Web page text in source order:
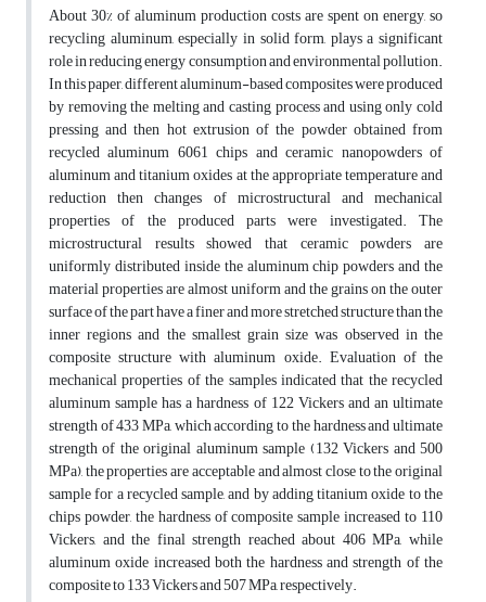
About 30% of aluminum production costs are spent on energy, so
recycling aluminum, especially in solid form, plays a significant
role in reducing energy consumption and environmental pollution.
In this paper, different aluminum-based composites were produced
by removing the melting and casting process and using only cold
pressing and then hot extrusion of the powder obtained from
recycled aluminum 6061 chips and ceramic nanopowders of
aluminum and titanium oxides at the appropriate temperature and
reduction then changes of microstructural and mechanical
properties of the produced parts were investigated. The
microstructural results showed that ceramic powders are
uniformly distributed inside the aluminum chip powders and the
material properties are almost uniform and the grains on the outer
surface of the part have a finer and more stretched structure than the
inner regions and the smallest grain size was observed in the
composite structure with aluminum oxide. Evaluation of the
mechanical properties of the samples indicated that the recycled
aluminum sample has a hardness of 122 Vickers and an ultimate
strength of 433 MPa, which according to the hardness and ultimate
strength of the original aluminum sample (132 Vickers and 500
MPa), the properties are acceptable and almost close to the original
sample for a recycled sample, and by adding titanium oxide to the
chips powder, the hardness of composite sample increased to 110
Vickers, and the final strength reached about 406 MPa, while
aluminum oxide increased both the hardness and strength of the
composite to 133 Vickers and 507 MPa, respectively.